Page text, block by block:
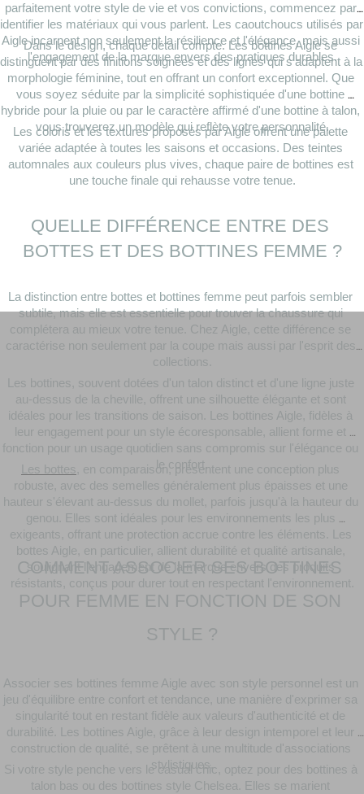
parfaitement votre style de vie et vos convictions, commencez par
identifier les matériaux qui vous parlent. Les caoutchoucs utilisés par
Aigle incarnent non seulement la résilience et l'élégance, mais aussi
l'engagement de la marque envers des pratiques durables.
Dans le design, chaque détail compte. Les bottines Aigle se
distinguent par des finitions soignées et des lignes qui s'adaptent à la
morphologie féminine, tout en offrant un confort exceptionnel. Que
vous soyez séduite par la simplicité sophistiquée d'une bottine
hybride pour la pluie ou par le caractère affirmé d'une bottine à talon,
vous trouverez un modèle qui reflète votre personnalité.
Les coloris et les textures proposés par Aigle offrent une palette
variée adaptée à toutes les saisons et occasions. Des teintes
automnales aux couleurs plus vives, chaque paire de bottines est
une touche finale qui rehausse votre tenue.
QUELLE DIFFÉRENCE ENTRE DES
BOTTES ET DES BOTTINES FEMME ?
La distinction entre bottes et bottines femme peut parfois sembler
subtile, mais elle est essentielle pour trouver la chaussure qui
complétera au mieux votre tenue. Chez Aigle, cette différence se
caractérise non seulement par la coupe mais aussi par l'esprit des
collections.
Les bottines, souvent dotées d'un talon distinct et d'une ligne juste
au-dessus de la cheville, offrent une silhouette élégante et sont
idéales pour les transitions de saison. Les bottines Aigle, fidèles à
leur engagement pour un style écoresponsable, allient forme et
fonction pour un usage quotidien sans compromis sur l'élégance ou
le confort.
Les bottes , en comparaison, présentent une conception plus
robuste, avec des semelles généralement plus épaisses et une
hauteur s'élevant au-dessus du mollet, parfois jusqu'à la hauteur du
genou. Elles sont idéales pour les environnements les plus
exigeants, offrant une protection accrue contre les éléments. Les
bottes Aigle, en particulier, allient durabilité et qualité artisanale,
soulignant l'engagement de la marque envers des produits
résistants, conçus pour durer tout en respectant l'environnement.
COMMENT ASSOCIER SES BOTTINES
POUR FEMME EN FONCTION DE SON
STYLE ?
Associer ses bottines femme Aigle avec son style personnel est un
jeu d'équilibre entre confort et tendance, une manière d'exprimer sa
singularité tout en restant fidèle aux valeurs d'authenticité et de
durabilité. Les bottines Aigle, grâce à leur design intemporel et leur
construction de qualité, se prêtent à une multitude d'associations
stylistiques.
Si votre style penche vers le casual chic, optez pour des bottines à
talon bas ou des bottines style Chelsea. Elles se marient